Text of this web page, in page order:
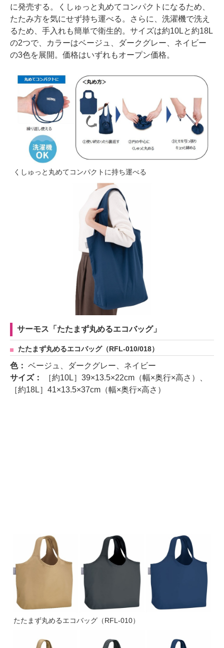
に発売する。くしゅっと丸めてコンパクトになるため、
たたみ方を気にせず持ち運べる。さらに、洗濯機で洗え
るため、手入れも簡単で衛生的。サイズは約10Lと約18L
の2つで、カラーはベージュ、ダークグレー、ネイビー
の3色を展開。価格はいずれもオープン価格。
くしゅっと丸めてコンパクトに持ち運べる
サーモス「たたまず丸めるエコバッグ」
たたまず丸めるエコバッグ（RFL-010/018）
色： ベージュ、ダークグレー、ネイビー
サイズ：
［約10L］39×13.5×22cm（幅×奥行×高さ）、
［約18L］41×13.5×37cm（幅×奥行×高さ）
たたまず丸めるエコバッグ（RFL-010）